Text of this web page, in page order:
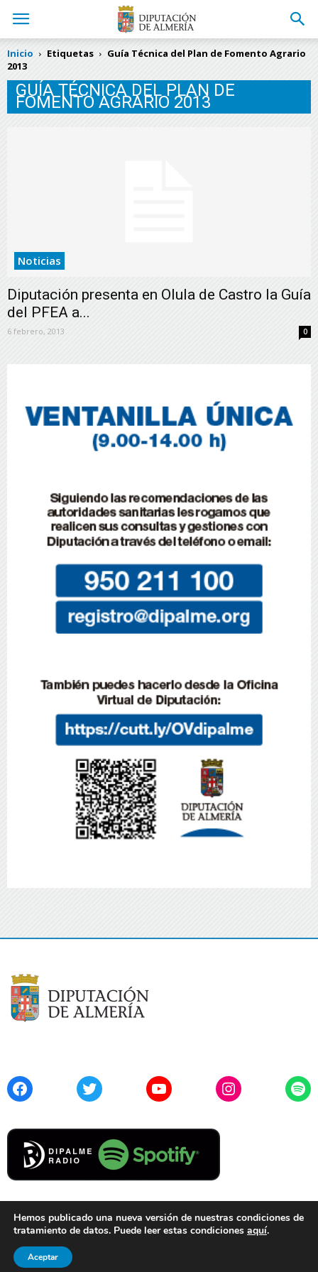
Inicio Etiquetas
Guía Técnica del Plan de Fomento Agrario
2013
GUÍA TÉCNICA DEL PLAN DE
FOMENTO AGRARIO 2013
Noticias
Diputación presenta en Olula de Castro la Guía
del PFEA a...
6 febrero, 2013 0
FacebookTwitter YouTubeInstagram
Cookies
© 2021 Diputación de Almería. Todos los derechos reservados.
Hemos publicado una nueva versión de nuestras condiciones de
tratamiento de datos. Puede leer estas condiciones aquí.
Aceptar